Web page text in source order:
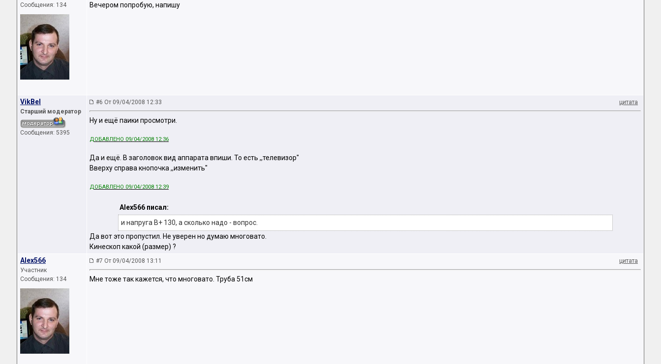
Сообщения: 134
Вечером попробую, напишу
VikBel
Старший модератор
Сообщения: 5395
#6 От 09/04/2008 12:33 цитата
Ну и ещё паики просмотри.
ДОБАВЛЕНО 09/04/2008 12:36
Да и ещё. В заголовок вид аппарата впиши. То есть ,,телевизор"
Вверху справа кнопочка ,,изменить"
ДОБАВЛЕНО 09/04/2008 12:39
Alex566 писал:
и напруга В+ 130, а сколько надо - вопрос.
Да вот это пропустил. Не уверен но думаю многовато.
Кинескоп какой (размер) ?
Alex566
Участник
Сообщения: 134
#7 От 09/04/2008 13:11 цитата
Мне тоже так кажется, что многовато. Труба 51см